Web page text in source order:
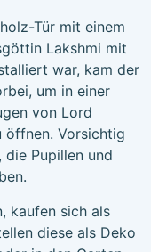
Tür mit einem
Lakshmi mit
war, kam der
um in einer
von Lord
öffnen. Vorsichtig
die Pupillen und
kaufen sich als
diese als Deko